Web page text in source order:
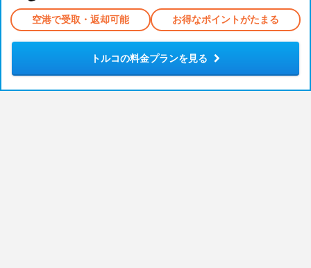
空港で受取・返却可能 お得なポイントがたまる
トルコの料金プランを見る